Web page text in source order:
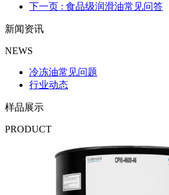
下一页 : 食品级润滑油常见问答
新闻资讯
NEWS
冷冻油常见问题
行业动态
样品展示
PRODUCT